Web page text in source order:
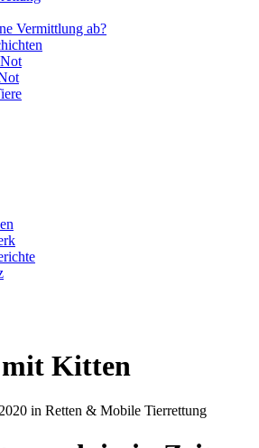
Vermittlung ab?
Kitten
in Retten & Mobile Tierrettung